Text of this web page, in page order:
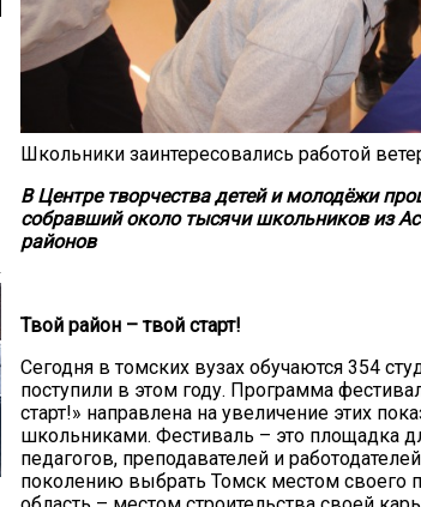
Школьники заинтересовались работой
В Центре творчества детей и молодёжи
собравший около тысячи школьников из
районов
Твой район – твой старт!
Сегодня в томских вузах обучаются 354
поступили в этом году. Программа
старт!» направлена на увеличение этих
школьниками. Фестиваль – это площадка
педагогов, преподавателей и
поколению выбрать Томск местом своего